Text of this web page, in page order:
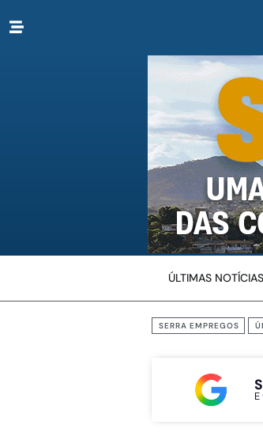
ÚLTIMAS NOTÍCIAS
SERRA EMPREGOS